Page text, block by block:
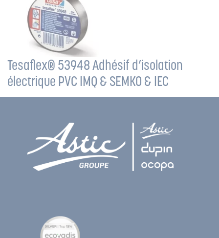
Tesaflex® 53948 Adhésif d’isolation
électrique PVC IMQ & SEMKO & IEC